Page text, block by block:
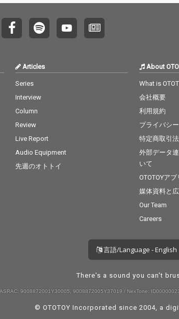
Articles
Series
Interview
Column
Review
Live Report
Audio Equipment
先週のオトトイ
About
What is
会社概要
利用規約
プライバシ
特定商取引
外部データ
いて
OTOTOYアプ
媒体資料と
Our Team
Careers
言語/Language - English
There's a sound you can't
9008872001Y30005, 9008872005Y37019 / NexTone:
© OTOTOY Incorporated since 2004, a